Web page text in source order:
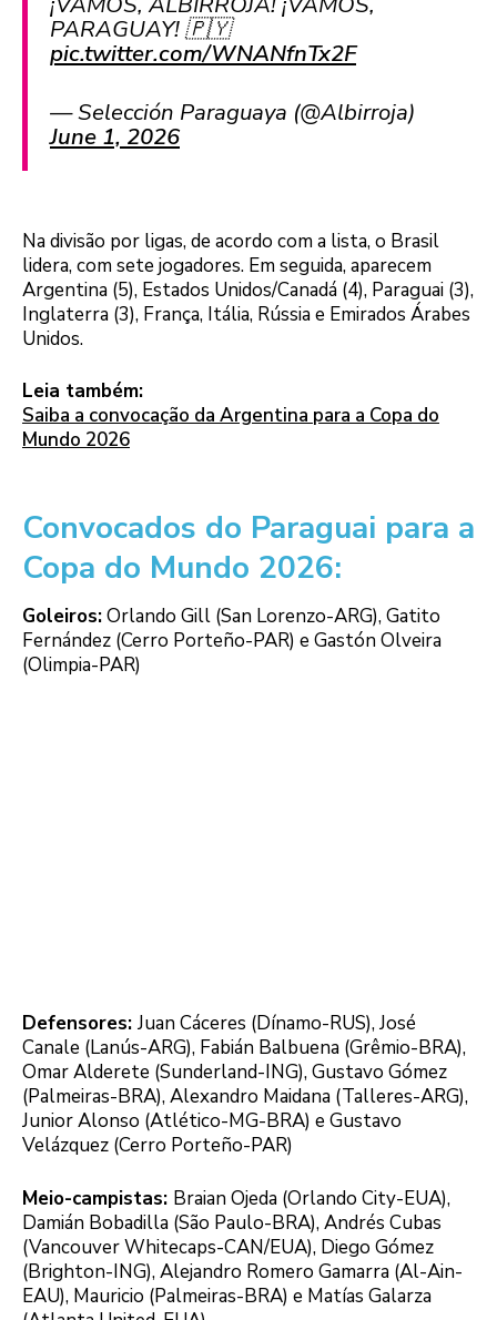
PARAGUAY! 🇵🇾
pic.twitter.com/WNANfnTx2F
— Selección Paraguaya (@Albirroja)
June 1, 2026
Na divisão por ligas, de acordo com a lista, o Brasil
lidera, com sete jogadores. Em seguida, aparecem
Argentina (5), Estados Unidos/Canadá (4), Paraguai (3),
Inglaterra (3), França, Itália, Rússia e Emirados Árabes
Unidos.
Leia também:
Saiba a convocação da Argentina para a Copa do
Mundo 2026
Convocados do Paraguai para a
Copa do Mundo 2026:
Goleiros:Orlando Gill (San Lorenzo-ARG), Gatito
Fernández (Cerro Porteño-PAR) e Gastón Olveira
(Olimpia-PAR)
Defensores: Juan Cáceres (Dínamo-RUS), José
Canale (Lanús-ARG), Fabián Balbuena (Grêmio-BRA),
Omar Alderete (Sunderland-ING), Gustavo Gómez
(Palmeiras-BRA), Alexandro Maidana (Talleres-ARG),
Junior Alonso (Atlético-MG-BRA) e Gustavo
Velázquez (Cerro Porteño-PAR)
Meio-campistas: Braian Ojeda (Orlando City-EUA),
Damián Bobadilla (São Paulo-BRA), Andrés Cubas
(Vancouver Whitecaps-CAN/EUA), Diego Gómez
(Brighton-ING), Alejandro Romero Gamarra (Al-Ain-
EAU), Mauricio (Palmeiras-BRA) e Matías Galarza